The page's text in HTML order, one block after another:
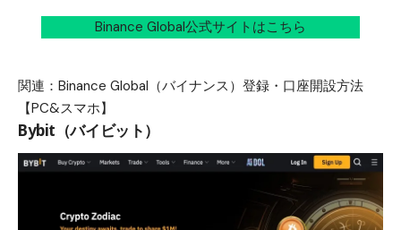
Binance Global公式サイトはこちら
関連： Binance Global（バイナンス）登録・口座開設方法
【PC&スマホ】
Bybit（バイビット）